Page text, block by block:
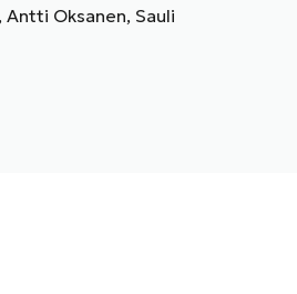
Antti Oksanen, Sauli